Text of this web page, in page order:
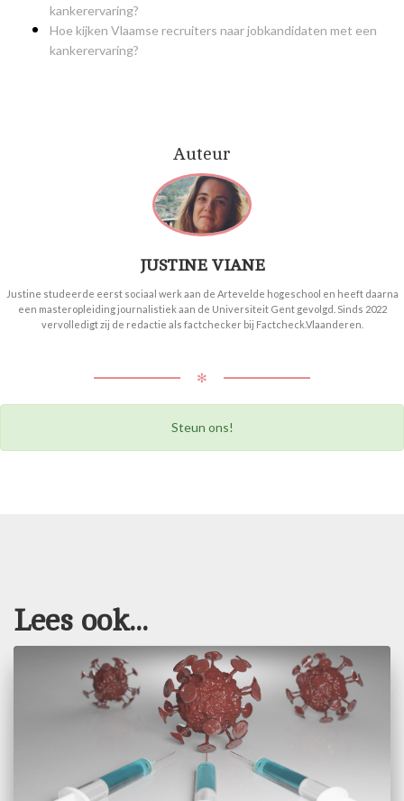
kankerervaring?
Hoe kijken Vlaamse recruiters naar jobkandidaten met een
kankerervaring?
Auteur
JUSTINE VIANE
Justine studeerde eerst sociaal werk aan de Artevelde hogeschool en heeft daarna
een masteropleiding journalistiek aan de Universiteit Gent gevolgd. Sinds 2022
vervolledigt zij de redactie als factchecker bij Factcheck.Vlaanderen.
✻
Steun ons!
Lees ook...